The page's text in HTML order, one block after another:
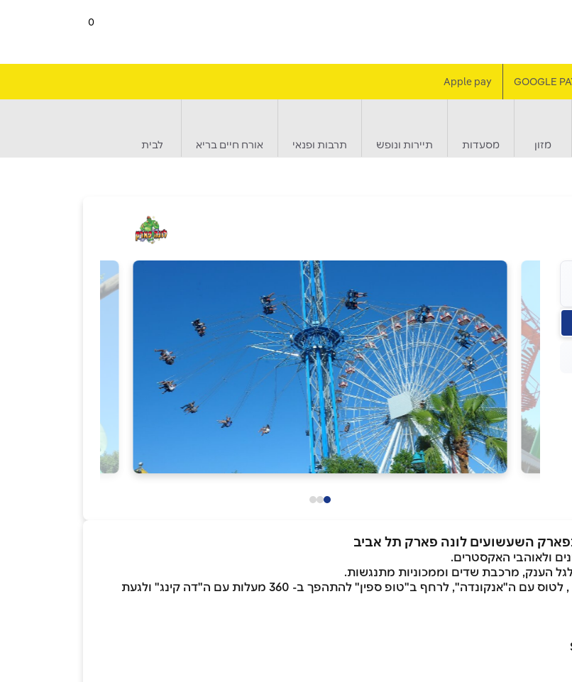
0
GOOGLE
Apple pay
מזון מסעדות תיירות ונופש תרבות ופנאי אורח חיים בריא לבית
השעשועים לונה פארק תל אביב
ולאוהבי האקסטרים.
הענק, מרכבת שדים וממכוניות מתנגשות.
אוהבי האקסטרים יוכלו לגעת בעננים עם ה"בלייק ממבה" , לטוס עם ה"אנקונדה", לרחף ב"טופ ספין" להתהפך ב- 360 מעלות עם ה"דה קינג" ולגעת